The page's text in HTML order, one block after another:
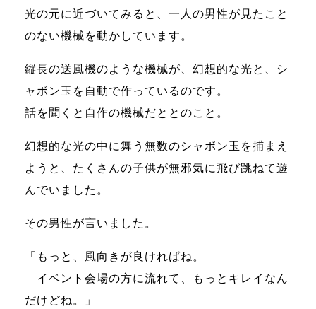
光の元に近づいてみると、一人の男性が見たこと
のない機械を動かしています。
縦長の送風機のような機械が、幻想的な光と、シ
ャボン玉を自動で作っているのです。
話を聞くと自作の機械だととのこと。
幻想的な光の中に舞う無数のシャボン玉を捕まえ
ようと、たくさんの子供が無邪気に飛び跳ねて遊
んでいました。
その男性が言いました。
「もっと、風向きが良ければね。
イベント会場の方に流れて、もっとキレイなん
だけどね。」